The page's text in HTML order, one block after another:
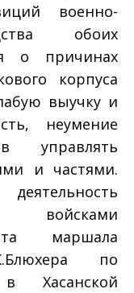
военно-
обоих
о причинах
корпуса
выучку и
неумение
управлять
и частями.
маршала
по
Хасанской